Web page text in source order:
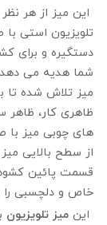
این میز از هر
تلویزیون استی با
دستگیره و برای
شما هدیه می دهد
میز تلاش شده تا
ظاهری کار، ظاهر
های چوبی میز با
از سطح بالایی
قسمت پائین
خاص و دلچسبی
این میز تلویزیون